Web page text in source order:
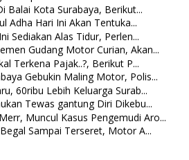
Balai Kota Surabaya, Berikut...
Adha Hari Ini Akan Tentuka...
Sediakan Alas Tidur, Perlen...
Gudang Motor Curian, Akan...
Terkena Pajak..?, Berikut P...
Gebukin Maling Motor, Polis...
60ribu Lebih Keluarga Surab...
Tewas gantung Diri Dikebu...
Muncul Kasus Pengemudi Aro...
Sampai Terseret, Motor A...